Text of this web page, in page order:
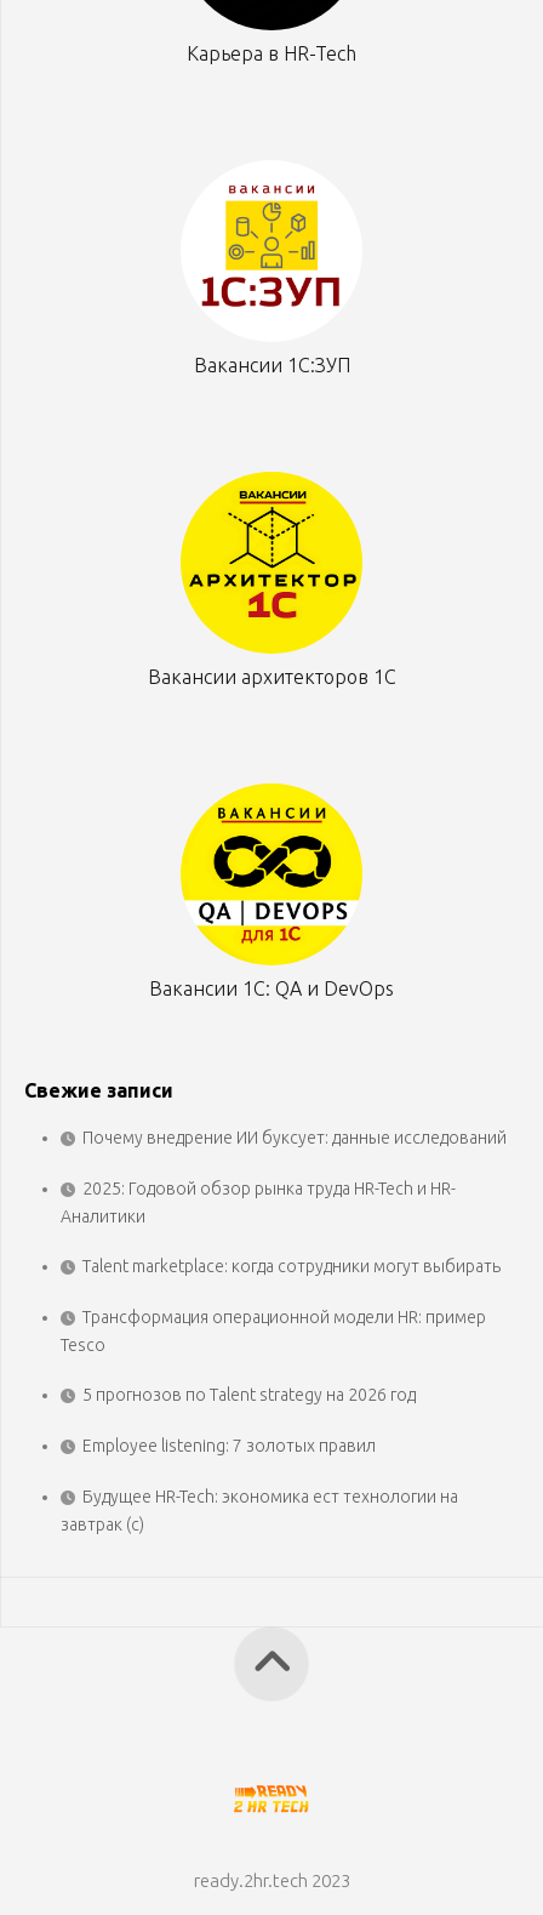
Карьера в HR-Tech
Вакансии 1С:ЗУП
Вакансии архитекторов 1С
Вакансии 1С: QA и DevOps
Свежие записи
Почему внедрение ИИ буксует: данные исследований
2025: Годовой обзор рынка труда HR-Tech и HR-
Аналитики
Talent marketplace: когда сотрудники могут выбирать
Трансформация операционной модели HR: пример
Tesco
5 прогнозов по Talent strategy на 2026 год
Employee listening: 7 золотых правил
Будущее HR-Tech: экономика ест технологии на
завтрак (с)
ready.2hr.tech 2023